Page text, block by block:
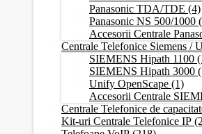
Panasonic TDA/TDE (4)
Panasonic NS 500/1000
Accesorii Centrale
Centrale Telefonice Siemens /
SIEMENS Hipath 1100
SIEMENS Hipath 3000
Unify OpenScape (1)
Accesorii Centrale
Centrale Telefonice de
Kit-uri Centrale Telefonice IP